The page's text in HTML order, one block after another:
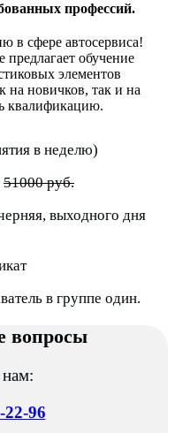
профессий.
в сфере автосервиса!
обучение
элементов
на новичков, так и на
квалификацию.
в неделю)
51000 руб.
выходного дня
в группе один.
вопросы
22-96